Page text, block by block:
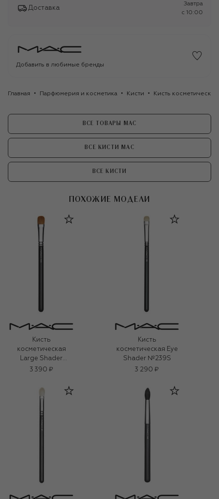
Доставка
Завтра
c 10:00
Добавить в любимые бренды
Главная Парфюмерия и косметика Кисти Кисть
ВСЕ ТОВАРЫ MAC
ВСЕ КИСТИ MAC
ВСЕ КИСТИ
ПОХОЖИЕ МОДЕЛИ
Кисть
косметическая
Large Shader
№252S
3 390 ₽
Кисть
косметическая Eye
Shader №239S
3 290 ₽